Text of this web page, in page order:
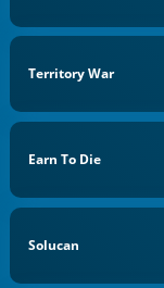
Territory War
Earn To Die
Solucan